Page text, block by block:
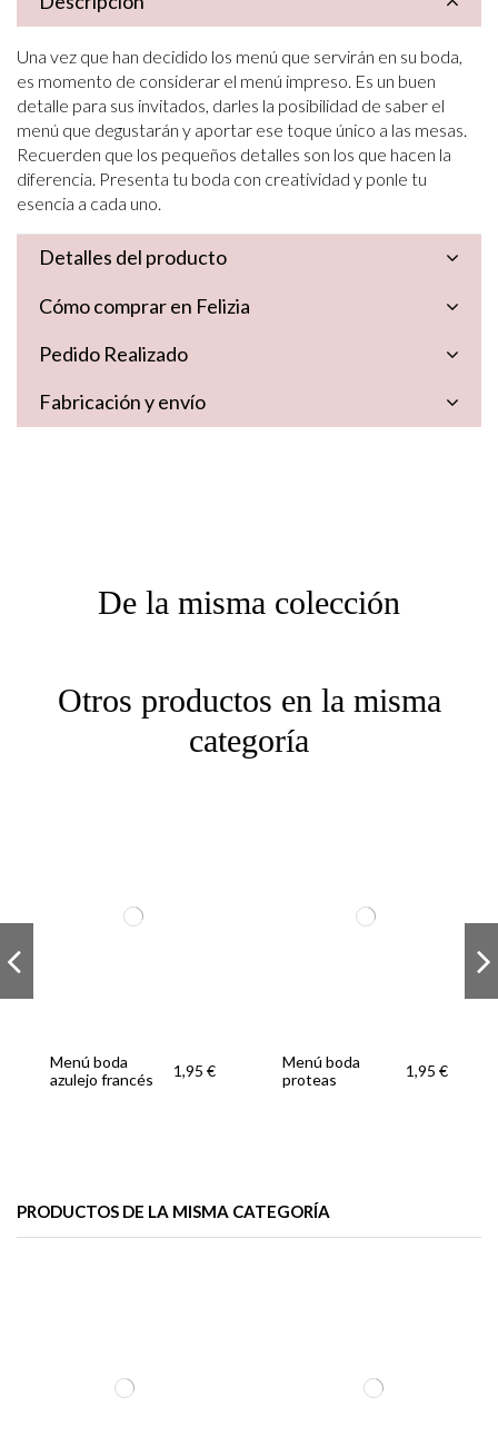
Una vez que han decidido los menú que servirán en su boda,
es momento de considerar el menú impreso. Es un buen
detalle para sus invitados, darles la posibilidad de saber el
menú que degustarán y aportar ese toque único a las mesas.
Recuerden que los pequeños detalles son los que hacen la
diferencia. Presenta tu boda con creatividad y ponle tu
esencia a cada uno.
Detalles del producto
Cómo comprar en Felizia
Pedido Realizado
Fabricación y envío
De la misma colección
Otros productos en la misma
categoría
Menú boda
azulejo francés
1,95 €
Menú boda
proteas
1,95 €
PRODUCTOS DE LA MISMA CATEGORÍA